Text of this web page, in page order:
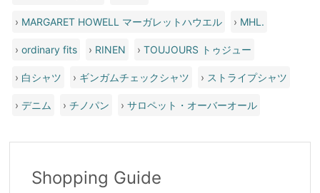
› MARGARET HOWELL マーガレットハウエル › MHL.
›ordinary fits › RINEN ›TOUJOURS トゥジュー
› 白シャツ › ギンガムチェックシャツ › ストライプシャツ
›デニム ›チノパン ›サロペット・オーバーオール
Shopping Guide